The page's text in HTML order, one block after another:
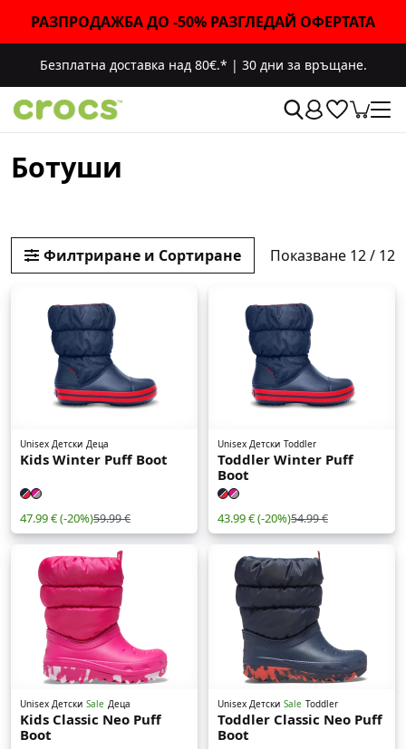
РАЗПРОДАЖБА ДО -50% РАЗГЛЕДАЙ ОФЕРТАТА
Безплатна доставка над 80€.* | 30 дни за връщане.
Ботуши
Филтриране и Сортиране Показване 12 / 12
Unisex Детски Деца
Kids Winter Puff Boot
47.99 €(-20%)59.99 €
Unisex Детски Toddler
Toddler Winter Puff
Boot
43.99 €(-20%)54.99 €
Unisex Детски Sale Деца
Kids Classic Neo Puff
Boot
Unisex Детски Sale Toddler
Toddler Classic Neo Puff
Boot